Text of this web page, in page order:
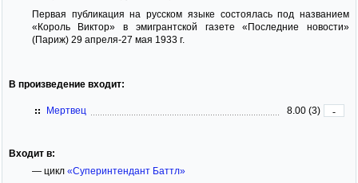
Первая публикация на русском языке состоялась под названием
«Король Виктор» в эмигрантской газете «Последние новости»
(Париж) 29 апреля-27 мая 1933 г.
В произведение входит:
Мертвец 8.00 (3) -
Входит в:
— цикл «Суперинтендант Баттл»